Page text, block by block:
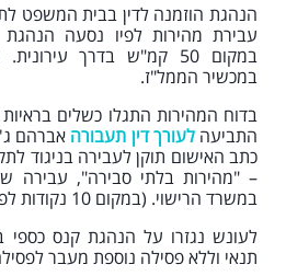
הנהגת הוזמנה לדין בבית המשפט
במקום 50 קמ"ש בדרך
במכשיר הממל"ז.
בדוח המהירות התגלו כשלים בראיות
התביעהלעורך דין תעבורה אברהם
– "מהירות בלתי סבירה", עבירה
במשרד הרישוי. (במקום 10 נקודות לפי העבירה המקורית)
תנאי וללא פסילה נוספת מעבר לפסילה